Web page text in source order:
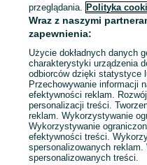
przeglądania. Polityka
Wraz z naszymi
zapewnienia:
Użycie dokładnych danych
charakterystyki urządzenia
odbiorców dzięki statystyce
Przechowywanie informacji
efektywności reklam.
personalizacji treści.
reklam. Wykorzystywanie
Wykorzystywanie
efektywności treści.
spersonalizowanych
spersonalizowanych treści.